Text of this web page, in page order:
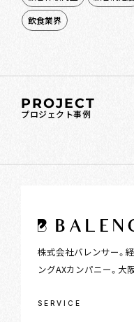
飲食業界
PROJECT
プロジェクト事例
株式会社バレンサー。
ングAXカンパニー。大阪
SERVICE